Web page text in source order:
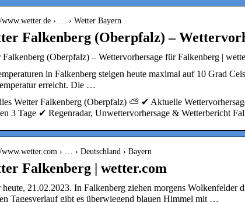
› … › Wetter Bayern
Falkenberg (Oberpfalz) –
Falkenberg (Oberpfalz) – Wettervorhersage für Falkenberg |
in Falkenberg steigen heute maximal auf 10 Grad
erreicht. Die …
Wetter Falkenberg (Oberpfalz) ⛅ ✔ Aktuelle
3 Tage ✔ Regenradar, Unwettervorhersage & Wetterbericht
› … › Deutschland › Bayern
Falkenberg | wetter.com
heute, 21.02.2023. In Falkenberg ziehen morgens Wolkenfelder
Tagesverlauf gibt es überwiegend blauen Himmel mit …